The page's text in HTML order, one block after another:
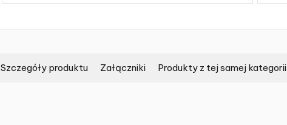
Szczegóły produktu Załączniki Produkty z tej samej kategorii